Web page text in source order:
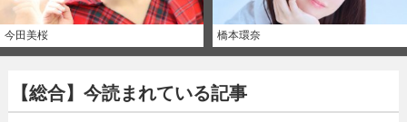
今田美桜 橋本環奈
【総合】今読まれている記事